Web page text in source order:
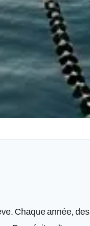
Chaque année, des